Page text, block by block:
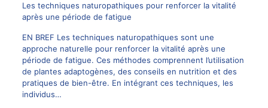
Les techniques naturopathiques pour renforcer la vitalité
après une période de fatigue
EN BREF Les techniques naturopathiques sont une
approche naturelle pour renforcer la vitalité après une
période de fatigue. Ces méthodes comprennent l’utilisation
de plantes adaptogènes, des conseils en nutrition et des
pratiques de bien-être. En intégrant ces techniques, les
individus…